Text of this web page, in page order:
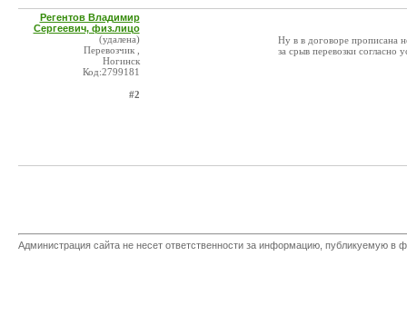
Регентов Владимир
Сергеевич, физ.лицо
(удалена)
Перевозчик ,
Ногинск
Код:2799181
#2
Ну в в договоре прописана
за срыв перевозки
Администрация сайта не несет ответственности за информацию, публикуемую